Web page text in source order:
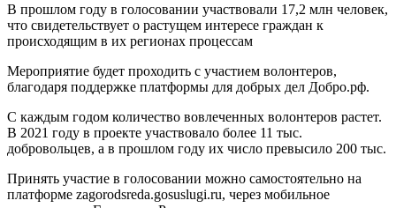
В прошлом году в голосовании участвовали 17,2 млн человек,
что свидетельствует о растущем интересе граждан к
происходящим в их регионах процессам
Мероприятие будет проходить с участием волонтеров,
благодаря поддержке платформы для добрых дел Добро.рф.
С каждым годом количество вовлеченных волонтеров растет.
В 2021 году в проекте участвовало более 11 тыс.
добровольцев, а в прошлом году их число превысило 200 тыс.
Принять участие в голосовании можно самостоятельно на
платформе zagorodsreda.gosuslugi.ru, через мобильное